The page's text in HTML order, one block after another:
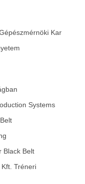
Kar
Systems
Black Belt
Tréneri